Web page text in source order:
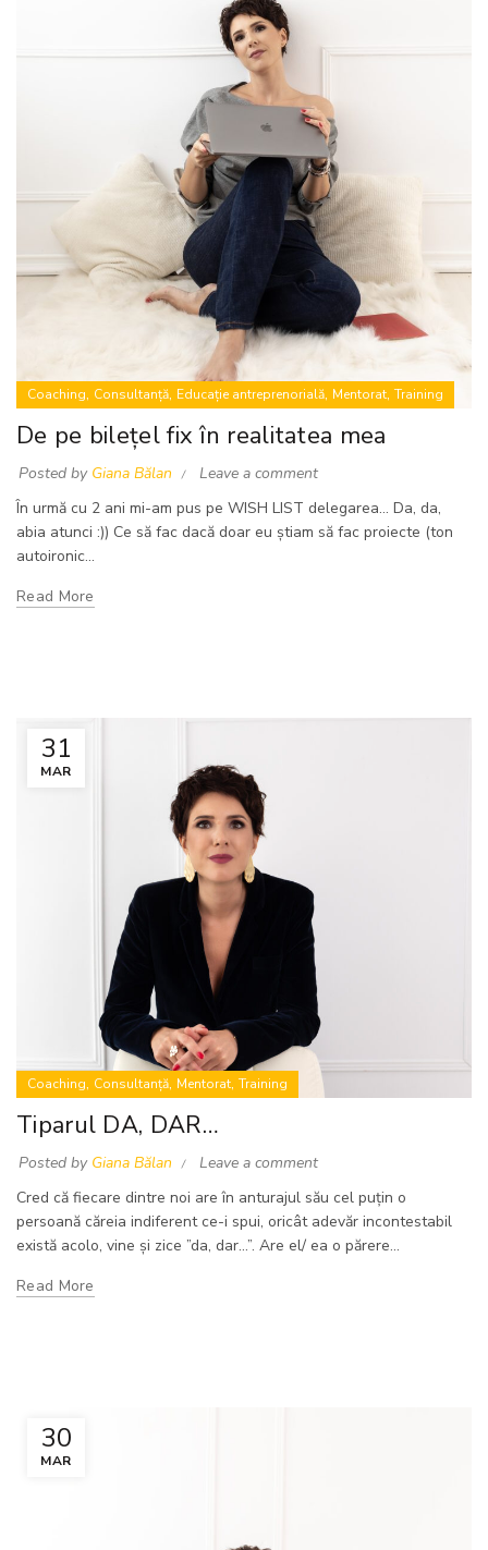
Coaching, Consultanță, Educație antreprenorială, Mentorat, Training
De pe bilețel fix în realitatea mea
Posted by Giana Bălan
Leave a comment
În urmă cu 2 ani mi-am pus pe WISH LIST delegarea... Da, da,
abia atunci :)) Ce să fac dacă doar eu știam să fac proiecte (ton
autoironic...
Read More
31
MAR
Coaching, Consultanță, Mentorat, Training
Tiparul DA, DAR…
Posted by Giana Bălan
Leave a comment
Cred că fiecare dintre noi are în anturajul său cel puțin o
persoană căreia indiferent ce-i spui, oricât adevăr incontestabil
există acolo, vine și zice ”da, dar...”. Are el/ ea o părere...
Read More
30
MAR